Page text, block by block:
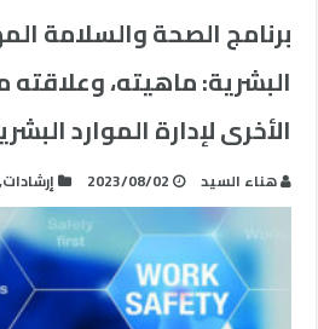
برنامج الصحة والسلامة
البشرية: ماهيته،
الأخرى لإدارة الموارد
هناء السيد 2023/08/02 إرشادات,